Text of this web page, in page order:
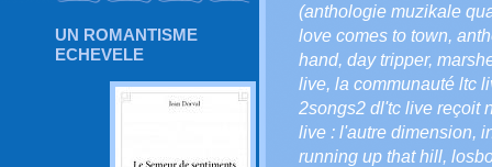
UN ROMANTISME
ECHEVELE
(anthologie muzikale
love comes to town,
hand, day tripper,
live, la communauté ltc
2songs2 dl'tc live reçoit
live : l'autre dimension,
running up that hill,